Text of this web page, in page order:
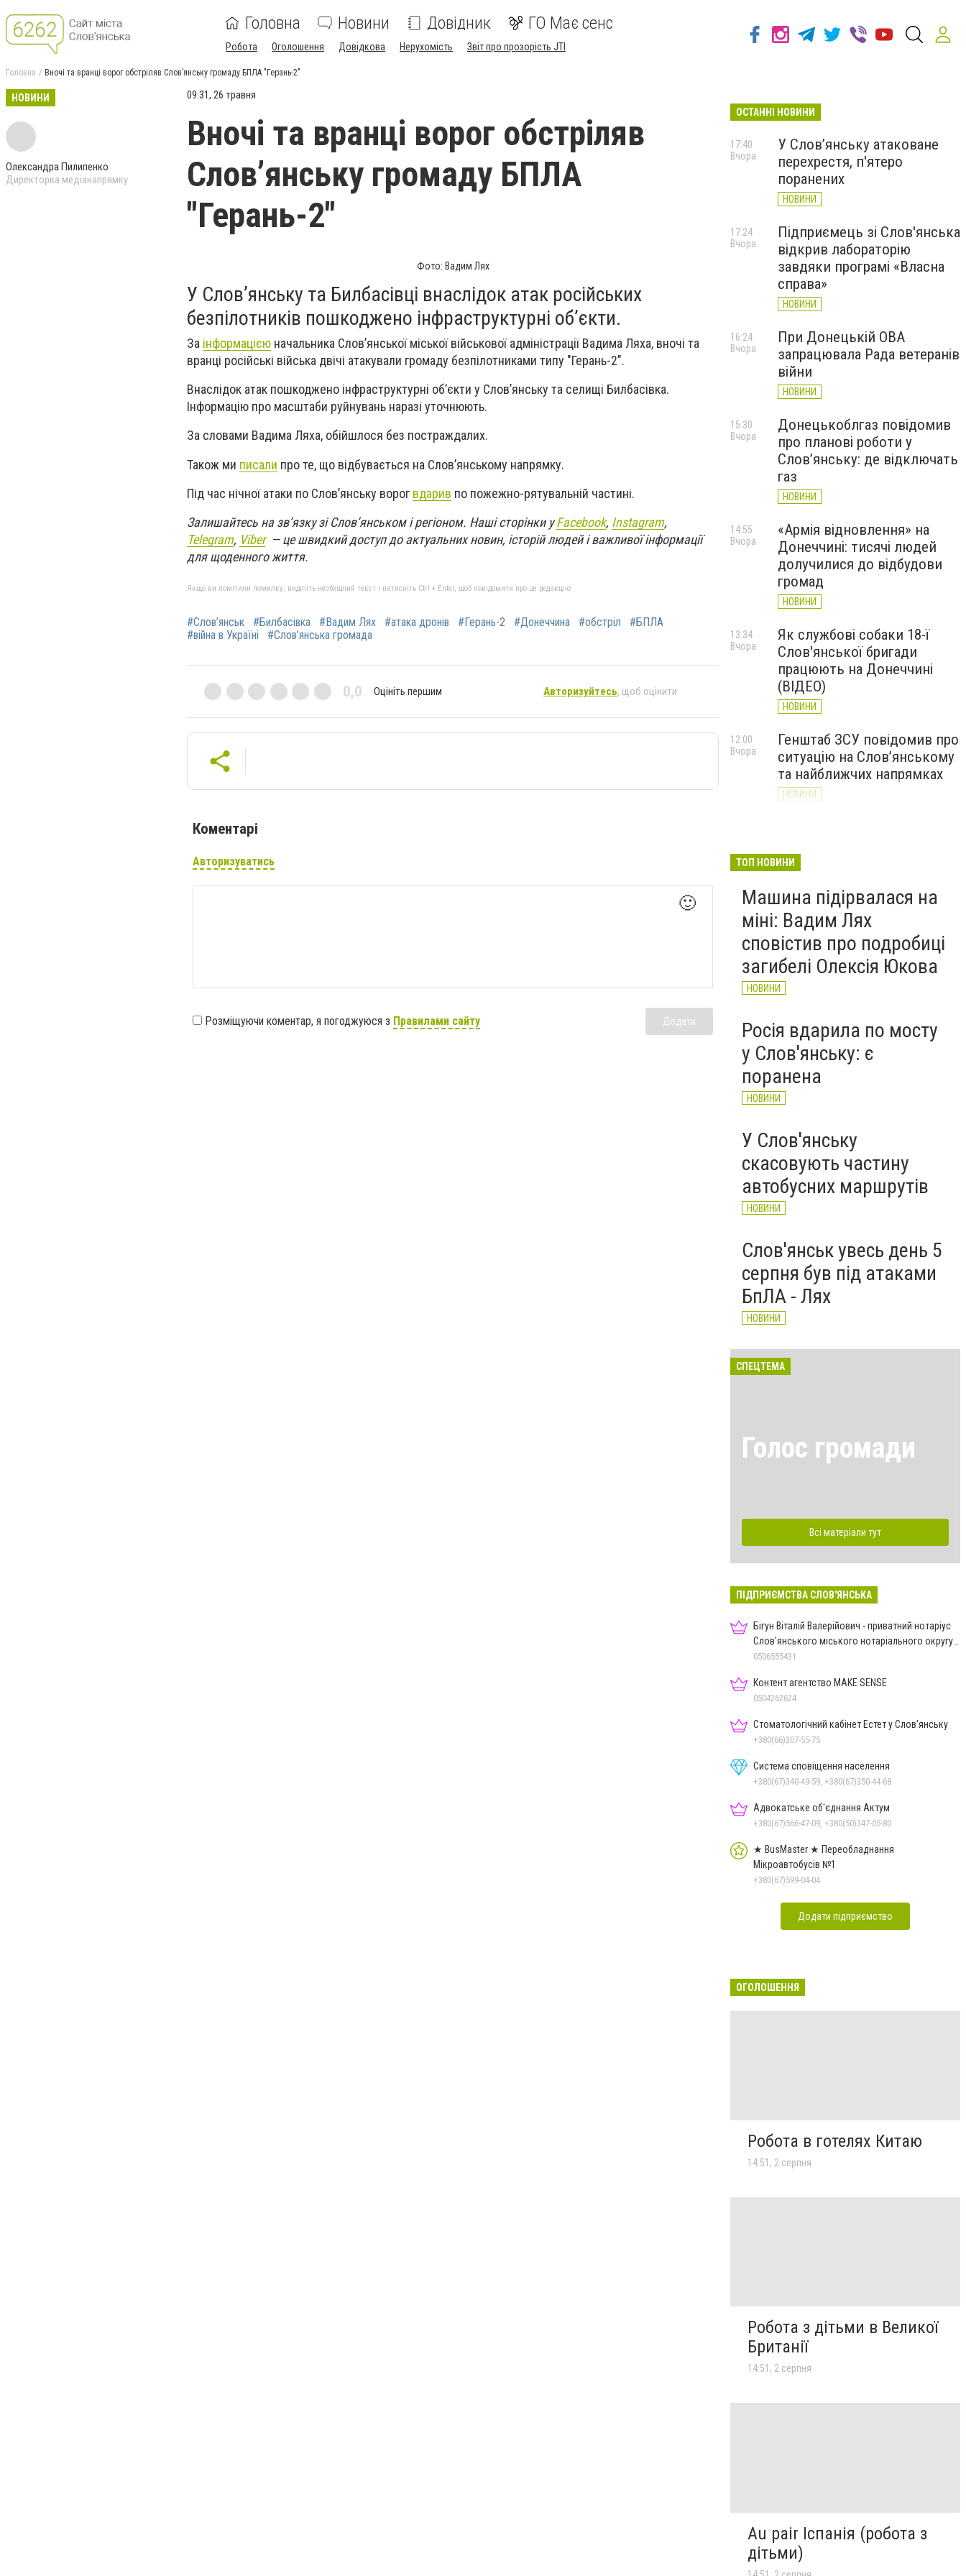
Головна Новини Довідник ГО Має сенс
Робота Оголошення Довідкова Нерухомість Звіт про прозорість JTI
Головна Вночі та вранці ворог обстріляв Слов’янську громаду БПЛА "Герань-2"
НОВИНИ
Олександра Пилипенко
Директорка медіанапрямку
09:31, 26 травня
Вночі та вранці ворог обстріляв
Слов’янську громаду БПЛА
"Герань-2"
Фото: Вадим Лях
У Слов’янську та Билбасівці внаслідок атак російських
безпілотників пошкоджено інфраструктурні об’єкти.
За інформацією начальника Слов’янської міської військової адміністрації Вадима Ляха, вночі та
вранці російські війська двічі атакували громаду безпілотниками типу "Герань-2".
Внаслідок атак пошкоджено інфраструктурні об’єкти у Слов’янську та селищі Билбасівка.
Інформацію про масштаби руйнувань наразі уточнюють.
За словами Вадима Ляха, обійшлося без постраждалих.
Також ми писали про те, що відбувається на Слов’янському напрямку.
Під час нічної атаки по Слов’янську ворогвдарив по пожежно-рятувальній частині.
Залишайтесь на зв’язку зі Слов’янськом і регіоном. Наші сторінки уFacebook, Instagram,
Telegram, Viber— це швидкий доступ до актуальних новин, історій людей і важливої інформації
для щоденного життя.
Якщо ви помітили помилку, виділіть необхідний текст і натисніть Ctrl + Enter, щоб повідомити про це редакцію
#Слов’янськ #Билбасівка #Вадим Лях #атака дронів #Герань-2 #Донеччина #обстріл
#БПЛА
#війна в Україні
#Слов’янська громада
0,0 Оцініть першим Авторизуйтесь, щоб оцінити
Коментарі
Авторизуватись
🙂
Розміщуючи коментар, я погоджуюся з Правилами сайту Додати
ОСТАННІ НОВИНИ
У Слов’янську атаковане
перехрестя, п'ятеро
поранених
НОВИНИ
17:40
Вчора
Підприємець зі Слов'янська
відкрив лабораторію
завдяки програмі «Власна
справа»
НОВИНИ
17:24
Вчора
При Донецькій ОВА
запрацювала Рада ветеранів
війни
НОВИНИ
16:24
Вчора
Донецькоблгаз повідомив
про планові роботи у
Слов’янську: де відключать
газ
НОВИНИ
15:30
Вчора
«Армія відновлення» на
Донеччині: тисячі людей
долучилися до відбудови
громад
НОВИНИ
14:55
Вчора
Як службові собаки 18-ї
Слов'янської бригади
працюють на Донеччині
(ВІДЕО)
НОВИНИ
13:34
Вчора
Генштаб ЗСУ повідомив про
ситуацію на Слов’янському
та найближчих напрямках
НОВИНИ
12:00
Вчора
великої війни: 7 серпня
ТОП НОВИНИ
Машина підірвалася на
міні: Вадим Лях
сповістив про подробиці
загибелі Олексія Юкова
НОВИНИ
Росія вдарила по мосту
у Слов'янську: є
поранена
НОВИНИ
У Слов'янську
скасовують частину
автобусних маршрутів
НОВИНИ
Слов'янськ увесь день 5
серпня був під атаками
БпЛА - Лях
НОВИНИ
СПЕЦТЕМА
Голос громади
Всі матеріали тут
ПІДПРИЄМСТВА СЛОВ'ЯНСЬКА
Бігун Віталій Валерійович - приватний нотаріус
Слов'янського міського нотаріального округу
Дон.обл.
0506555431
Контент агентство MAKE SENSE
0504262624
Стоматологічний кабінет Естет у Слов'янську
+380(66)307-55-75
Система сповіщення населення
+380(67)340-49-59, +380(67)350-44-68
Адвокатське об'єднання Актум
+380(67)566-47-09, +380(50)347-05-80
★ BusMaster ★ Переобладнання
Мікроавтобусів №1
+380(67)599-04-04
Додати підприємство
ОГОЛОШЕННЯ
Робота в готелях Китаю
14:51, 2 серпня
Робота з дітьми в Великої
Британії
14:51, 2 серпня
Au pair Іспанія (робота з
дітьми)